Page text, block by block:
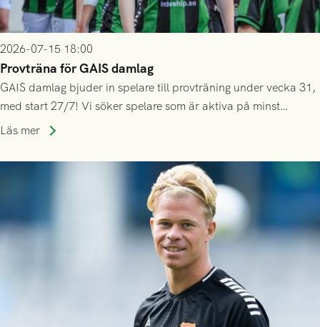
2026-07-15 18:00
Provträna för GAIS damlag
GAIS damlag bjuder in spelare till provträning under vecka 31,
med start 27/7! Vi söker spelare som är aktiva på minst
division 3-nivå.
Läs mer